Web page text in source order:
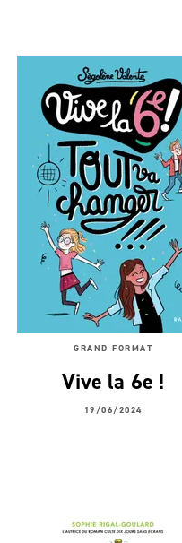
GRAND FORMAT
Vive la 6e !
19/06/2024